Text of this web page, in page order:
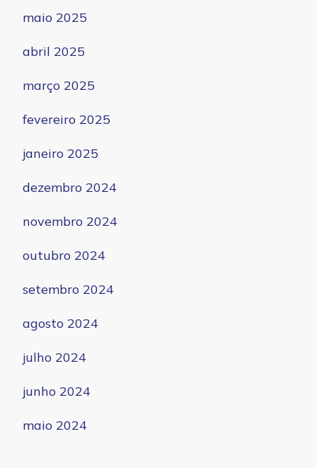
maio 2025
abril 2025
março 2025
fevereiro 2025
janeiro 2025
dezembro 2024
novembro 2024
outubro 2024
setembro 2024
agosto 2024
julho 2024
junho 2024
maio 2024